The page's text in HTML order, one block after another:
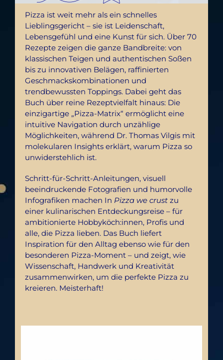
Pizza ist weit mehr als ein schnelles
Lieblingsgericht – sie ist Leidenschaft,
Lebensgefühl und eine Kunst für sich. Über 70
Rezepte zeigen die ganze Bandbreite: von
klassischen Teigen und authentischen Soßen
bis zu innovativen Belägen, raffinierten
Geschmackskombinationen und
trendbewussten Toppings. Dabei geht das
Buch über reine Rezeptvielfalt hinaus: Die
einzigartige „Pizza-Matrix“ ermöglicht eine
intuitive Navigation durch unzählige
Möglichkeiten, während Dr. Thomas Vilgis mit
molekularen Insights erklärt, warum Pizza so
unwiderstehlich ist.
Schritt-für-Schritt-Anleitungen, visuell
beeindruckende Fotografien und humorvolle
Infografiken machen In Pizza we crust zu
einer kulinarischen Entdeckungsreise – für
ambitionierte Hobbyköch:innen, Profis und
alle, die Pizza lieben. Das Buch liefert
Inspiration für den Alltag ebenso wie für den
besonderen Pizza-Moment – und zeigt, wie
Wissenschaft, Handwerk und Kreativität
zusammenwirken, um die perfekte Pizza zu
kreieren. Meisterhaft!